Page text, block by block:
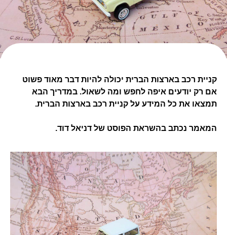
קניית רכב בארצות הברית יכולה להיות דבר מאוד פשוט
אם רק יודעים איפה לחפש ומה לשאול. במדריך הבא
תמצאו את כל המידע על קניית רכב בארצות הברית.
המאמר נכתב בהשראת הפוסט של דניאל דוד.